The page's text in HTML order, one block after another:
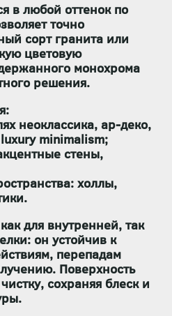
в любой оттенок по
точно
сорт гранита или
цветовую
монохрома
решения.
неоклассика, ар-деко,
minimalism;
стены,
холлы,
для внутренней, так
: он устойчив к
перепадам
Поверхность
, сохраняя блеск и